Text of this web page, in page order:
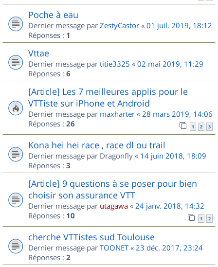
Poche à eau
Dernier message par ZestyCastor « 01 juil. 2019, 18:12
Réponses : 1
Vttae
Dernier message par titie3325 « 02 mai 2019, 11:29
Réponses : 6
[Article] Les 7 meilleures applis pour le
VTTiste sur iPhone et Android
Dernier message par maxharter « 28 mars 2019, 14:06
Réponses : 26 1 2 3
Kona hei hei race , race dl ou trail
Dernier message par Dragonfly « 14 juin 2018, 18:09
Réponses : 3
[Article] 9 questions à se poser pour bien
choisir son assurance VTT
Dernier message par utagawa « 24 janv. 2018, 14:32
Réponses : 10 1 2
cherche VTTistes sud Toulouse
Dernier message par TOONET« 23 déc. 2017, 23:24
Réponses : 2